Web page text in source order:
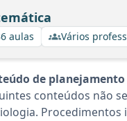
aulas Vários
de planejamento
conteúdos não
Procedimentos